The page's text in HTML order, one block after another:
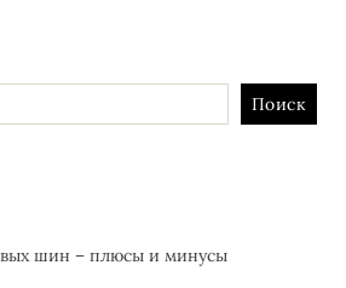
Поиск
шин – плюсы и минусы